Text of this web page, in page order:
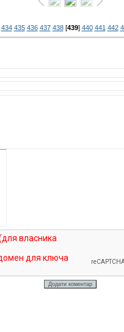
434 435 436 437 438[439] 440 441 442